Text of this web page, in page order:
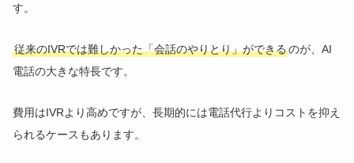
す。
従来のIVRでは難しかった「会話のやりとり」ができるのが、AI
電話の大きな特長です。
費用はIVRより高めですが、長期的には電話代行よりコストを抑え
られるケースもあります。